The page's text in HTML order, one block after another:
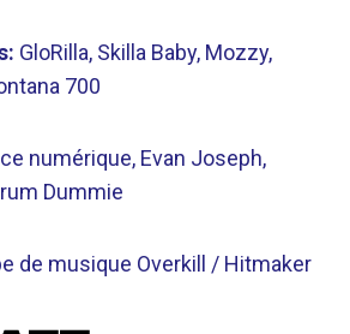
GloRilla, Skilla Baby, Mozzy,
700
numérique, Evan Joseph,
Dummie
de musique Overkill / Hitmaker